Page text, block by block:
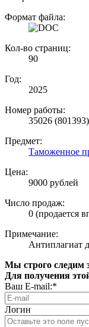
Формат файла:
Кол-во страниц:
90
Год:
2025
Номер работы:
35026 (801393)
Предмет:
Таможенное
Цена:
9000 рублей
Число продаж:
0 (продается
Примечание:
Антиплагиат
Мы строго следим
Для получения
Ваш E-mail:*
Логин